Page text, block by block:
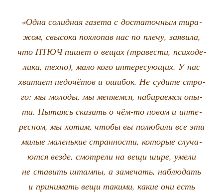
«Одна солид­ная газе­та с доста­точ­ным тира­
жом, свы­со­ка похло­пав нас по пле­чу, заяви­ла,
что ПТЮЧ пишет о вещах (тра­ве­сти, пси­хо­де­
ли­ка, тех­но), мало кого инте­ре­су­ю­щих. У нас
хва­та­ет недо­чё­тов и оши­бок. Не суди­те стро­
го: мы моло­ды, мы меня­ем­ся, наби­ра­ем­ся опы­
та. Пыта­ясь ска­зать о чём-то новом и инте­
рес­ном, мы хотим, что­бы вы полю­би­ли все эти
милые малень­кие стран­но­сти, кото­рые слу­ча­
ют­ся вез­де, смот­ре­ли на вещи шире, уме­ли
не ста­вить штам­пы, а заме­чать, наблю­дать
и при­ни­мать вещи таки­ми, какие они есть